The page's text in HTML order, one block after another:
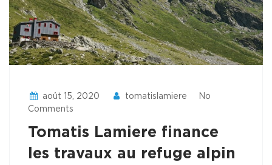
août 15, 2020 tomatislamiere
No
Comments
Tomatis Lamiere finance
les travaux au refuge alpin